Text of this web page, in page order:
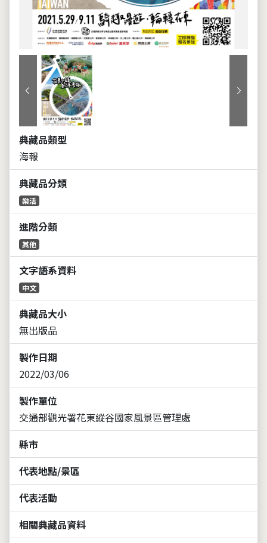
上一張 下一張
典藏品類型
海報
典藏品分類
樂活
進階分類
其他
文字語系資料
中文
典藏品大小
無出版品
製作日期
2022/03/06
製作單位
交通部觀光署花東縱谷國家風景區管理處
縣市
代表地點/景區
代表活動
相關典藏品資料